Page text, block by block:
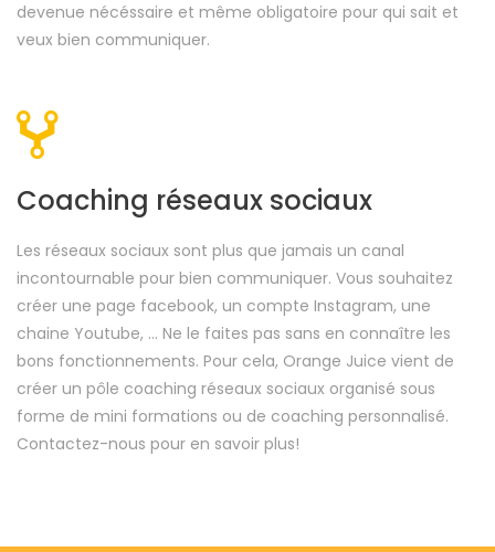
devenue nécéssaire et même obligatoire pour qui sait et
veux bien communiquer.
Coaching réseaux sociaux
Les réseaux sociaux sont plus que jamais un canal
incontournable pour bien communiquer. Vous souhaitez
créer une page facebook, un compte Instagram, une
chaine Youtube, ... Ne le faites pas sans en connaître les
bons fonctionnements. Pour cela, Orange Juice vient de
créer un pôle coaching réseaux sociaux organisé sous
forme de mini formations ou de coaching personnalisé.
Contactez-nous pour en savoir plus!